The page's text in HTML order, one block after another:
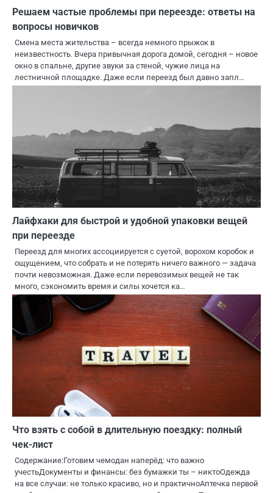
Решаем частые проблемы при переезде: ответы на
вопросы новичков
Смена места жительства – всегда немного прыжок в
неизвестность. Вчера привычная дорога домой, сегодня – новое
окно в спальне, другие звуки за стеной, чужие лица на
лестничной площадке. Даже если переезд был давно запл…
Лайфхаки для быстрой и удобной упаковки вещей
при переезде
Переезд для многих ассоциируется с суетой, ворохом коробок и
ощущением, что собрать и не потерять ничего важного — задача
почти невозможная. Даже если перевозимых вещей не так
много, сэкономить время и силы хочется ка…
Что взять с собой в длительную поездку: полный
чек-лист
Содержание:Готовим чемодан наперёд: что важно
учестьДокументы и финансы: без бумажки ты – никтоОдежда
на все случаи: не только красиво, но и практичноАптечка первой